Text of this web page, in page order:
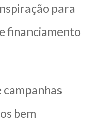
para
financiamento
bem